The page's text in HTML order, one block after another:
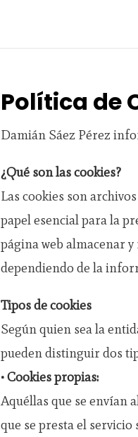
Política de
Damián Sáez Pérez
¿Qué son las cookies?
Las cookies son
papel esencial para la
página web almacenar
dependiendo de la
Tipos de cookies
Según quien sea la
pueden distinguir dos
• Cookies propias:
Aquéllas que se envían
que se presta el